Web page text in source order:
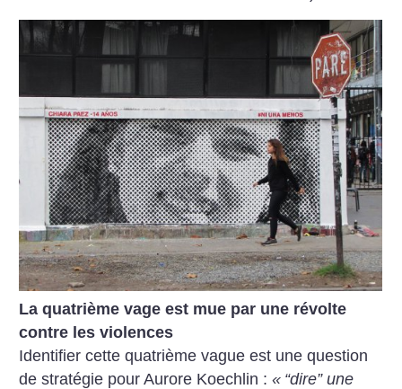
La quatrième vage est mue par une révolte
contre les violences
Identifier cette quatrième vague est une question
de stratégie pour Aurore Koechlin :« “dire” une